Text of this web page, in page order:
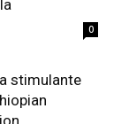
0
stimulante